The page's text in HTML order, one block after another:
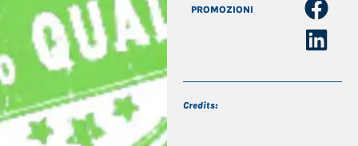
PROMOZIONI
Credits: